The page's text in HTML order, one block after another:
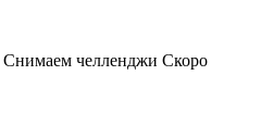
челленджи Скоро